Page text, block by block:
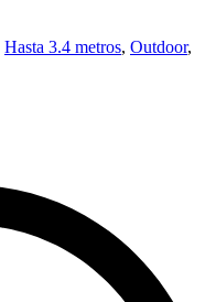
Hasta 3.4 metros, Outdoor,